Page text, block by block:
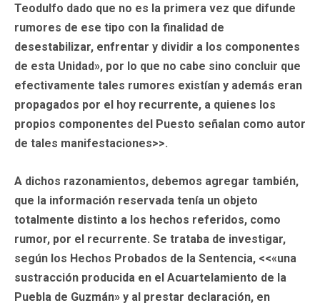
Teodulfo dado que no es la primera vez que difunde
rumores de ese tipo con la finalidad de
desestabilizar, enfrentar y dividir a los componentes
de esta Unidad», por lo que no cabe sino concluir que
efectivamente tales rumores existían y además eran
propagados por el hoy recurrente, a quienes los
propios componentes del Puesto señalan como autor
de tales manifestaciones>>.
A dichos razonamientos, debemos agregar también,
que la información reservada tenía un objeto
totalmente distinto a los hechos referidos, como
rumor, por el recurrente. Se trataba de investigar,
según los Hechos Probados de la Sentencia, <<«una
sustracción producida en el Acuartelamiento de la
Puebla de Guzmán» y al prestar declaración, en